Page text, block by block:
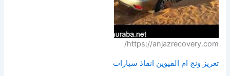
https://anjazrecovery.com/
تغريز ونج ام القيوين انقاذ سيارات